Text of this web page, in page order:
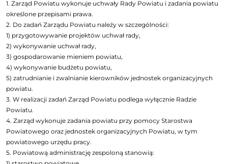
1. Zarząd Powiatu wykonuje uchwały Rady Powiatu i zadania powiatu
określone przepisami prawa.
2. Do zadań Zarządu Powiatu należy w szczególności:
1) przygotowywanie projektów uchwał rady,
2) wykonywanie uchwał rady,
3) gospodarowanie mieniem powiatu,
4) wykonywanie budżetu powiatu,
5) zatrudnianie i zwalnianie kierowników jednostek organizacyjnych
powiatu.
3. W realizacji zadań Zarząd Powiatu podlega wyłącznie Radzie
Powiatu.
4. Zarząd wykonuje zadania powiatu przy pomocy Starostwa
Powiatowego oraz jednostek organizacyjnych Powiatu, w tym
powiatowego urzędu pracy.
5. Powiatową administrację zespoloną stanowią: